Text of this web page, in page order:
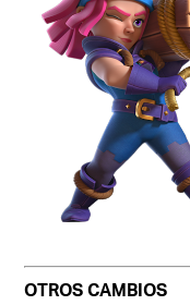
OTROS CAMBIOS